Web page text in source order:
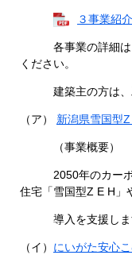
３事業紹
各事業の詳細は、
ください。
建築主の方は、
（ア） 新潟県雪国型
（事業概要）
2050年のカーボン
住宅「雪国型Z E H」
導入を支援しま
（イ） にいがた安心